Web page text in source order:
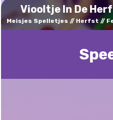
Viooltje In De
Meisjes Spelletjes Herfst